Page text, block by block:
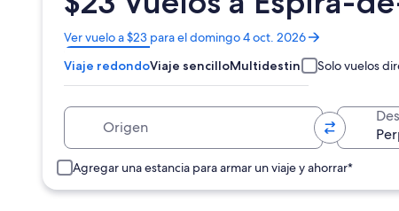
Ver vuelo a $23 para el domingo 4 oct. 2026
Se
abrirá
en
una
ventana
Viaje redondoViaje sencilloMultidestino Solo vuelos
Agregar una estancia para armar un viaje y ahorrar*